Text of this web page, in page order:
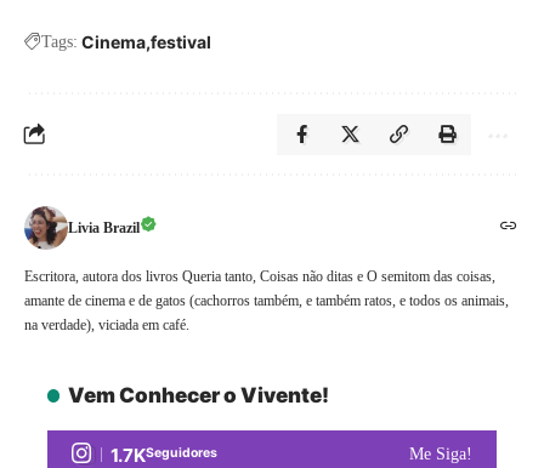
Tags: Cinema festival
Livia Brazil
Escritora, autora dos livros Queria tanto, Coisas não ditas e O semitom das coisas,
amante de cinema e de gatos (cachorros também, e também ratos, e todos os animais,
na verdade), viciada em café.
Vem Conhecer o Vivente!
1.7KSeguidores Me Siga!